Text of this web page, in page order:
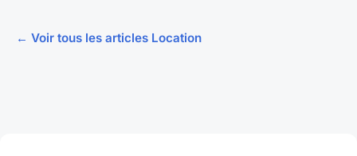
← Voir tous les articles Location